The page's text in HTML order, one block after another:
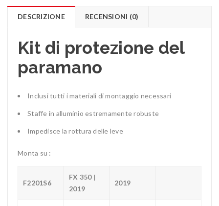
DESCRIZIONE RECENSIONI (0)
Kit di protezione del
paramano
Inclusi tutti i materiali di montaggio necessari
Staffe in alluminio estremamente robuste
Impedisce la rottura delle leve
Monta su :
F2201S6
FX 350 |
2019
2019